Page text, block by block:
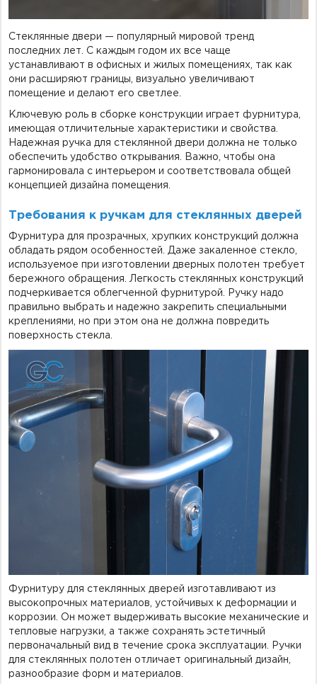
Стеклянные двери — популярный мировой тренд
последних лет. С каждым годом их все чаще
устанавливают в офисных и жилых помещениях, так как
они расширяют границы, визуально увеличивают
помещение и делают его светлее.
Ключевую роль в сборке конструкции играет фурнитура,
имеющая отличительные характеристики и свойства.
Надежная ручка для стеклянной двери должна не только
обеспечить удобство открывания. Важно, чтобы она
гармонировала с интерьером и соответствовала общей
концепцией дизайна помещения.
Требования к ручкам для стеклянных дверей
Фурнитура для прозрачных, хрупких конструкций должна
обладать рядом особенностей. Даже закаленное стекло,
используемое при изготовлении дверных полотен требует
бережного обращения. Легкость стеклянных конструкций
подчеркивается облегченной фурнитурой. Ручку надо
правильно выбрать и надежно закрепить специальными
креплениями, но при этом она не должна повредить
поверхность стекла.
Фурнитуру для стеклянных дверей изготавливают из
высокопрочных материалов, устойчивых к деформации и
коррозии. Он может выдерживать высокие механические и
тепловые нагрузки, а также сохранять эстетичный
первоначальный вид в течение срока эксплуатации. Ручки
для стеклянных полотен отличает оригинальный дизайн,
разнообразие форм и материалов.